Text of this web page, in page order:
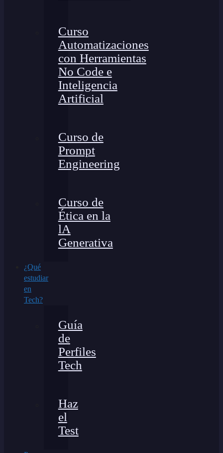
Curso
Automatizaciones
con Herramientas
No Code e
Inteligencia
Artificial
Curso de
Prompt
Engineering
Curso de
Ética en la
lA
Generativa
¿Qué
estudiar
en
Tech?
Guía
de
Perfiles
Tech
Haz
el
Test